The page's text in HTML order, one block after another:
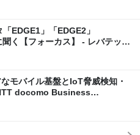
EDGE1」「EDGE2」
く【フォーカス】 - レバテック
モバイル基盤とIoT脅威検知・
docomo Business